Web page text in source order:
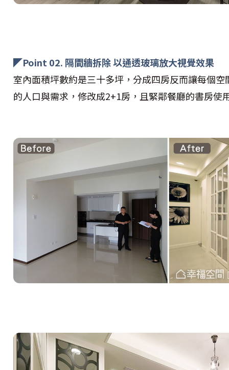
◤Point 02. 隔間牆拆除 以通透玻璃放大視覺效果
室內面積坪數約是三十多坪，分成四房反而讓每個
的人口與需求，修改成2+1房，且緊鄰餐廳的書房使